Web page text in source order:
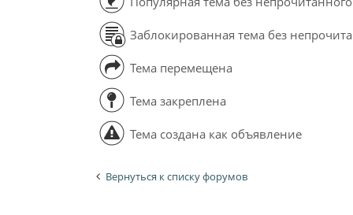
Заблокированная тема без
Тема перемещена
Тема закреплена
Тема создана как объявление
Вернуться к списку форумов